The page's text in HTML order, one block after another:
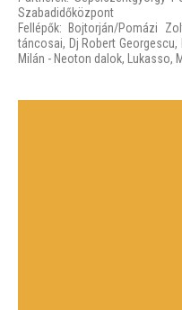
Szabadidőközpont
Fellépők: Bojtorján/Pomázi
táncosai, Dj Robert
Milán - Neoton dalok, Lukasso,